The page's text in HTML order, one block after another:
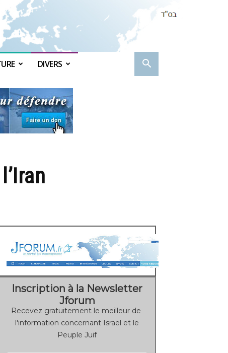
DIVERS
Inscription à la Newsletter
Jforum
Recevez gratuitement le meilleur de
l'information concernant Israël et le
Peuple Juif